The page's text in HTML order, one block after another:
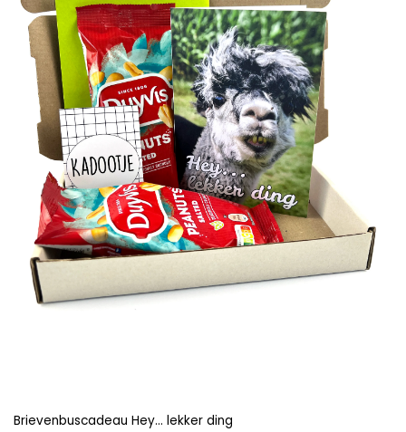
Brievenbuscadeau Hey… lekker ding